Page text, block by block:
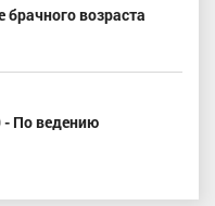
возраста
- По ведению